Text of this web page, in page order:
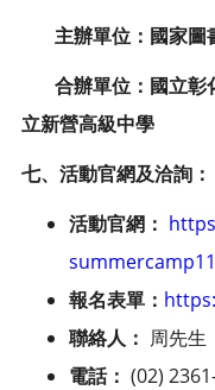
主辦單位：國家圖
合辦單位：國立彰
立新營高級中學
七、活動官網及洽詢：
活動官網：
報名表單：
聯絡人： 周先生
電話： (02)